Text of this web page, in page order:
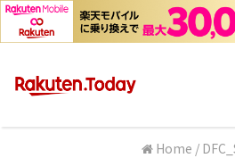
Home /